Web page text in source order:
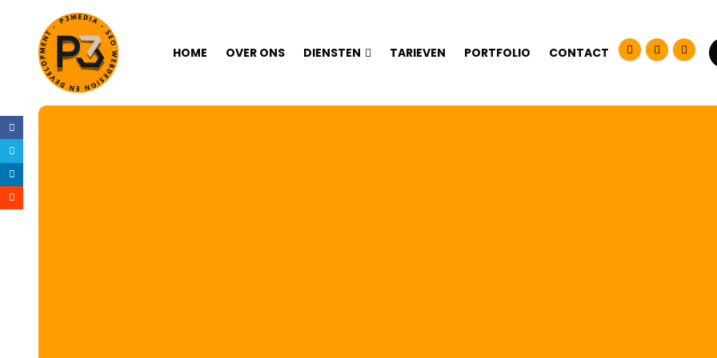
HOME OVER ONS DIENSTEN TARIEVEN PORTFOLIO CONTACT